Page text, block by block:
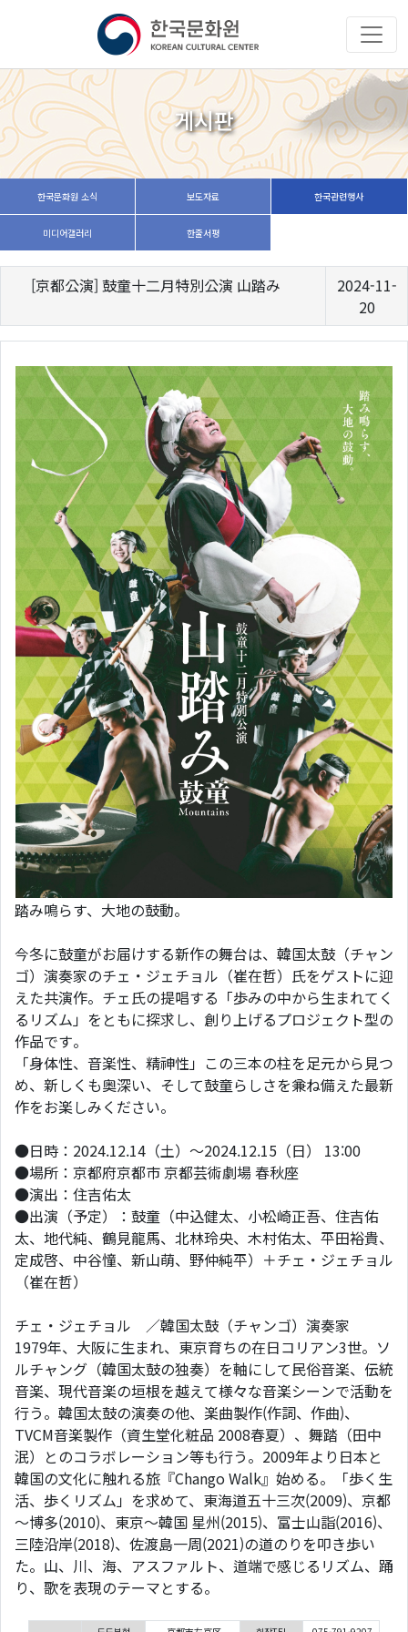
게시판
한국문화원 소식 보도자료 한국관련행사
미디어갤러리 한줄서평
[京都公演] 鼓童十二月特別公演 山踏み
2024-11-
20
踏み鳴らす、大地の鼓動。
今冬に鼓童がお届けする新作の舞台は、韓国太鼓（チャン
ゴ）演奏家のチェ・ジェチョル（崔在哲）氏をゲストに迎
えた共演作。チェ氏の提唱する「歩みの中から生まれてく
るリズム」をともに探求し、創り上げるプロジェクト型の
作品です。
「身体性、音楽性、精神性」この三本の柱を足元から見つ
め、新しくも奥深い、そして鼓童らしさを兼ね備えた最新
作をお楽しみください。
●日時：2024.12.14（土）〜2024.12.15（日） 13:00
●場所：京都府京都市 京都芸術劇場 春秋座
●演出：住吉佑太
●出演（予定）：鼓童（中込健太、小松崎正吾、住吉佑
太、地代純、鶴見龍馬、北林玲央、木村佑太、平田裕貴、
定成啓、中谷憧、新山萌、野仲純平）＋チェ・ジェチョル
（崔在哲）
チェ・ジェチョル ／韓国太鼓（チャンゴ）演奏家
1979年、大阪に生まれ、東京育ちの在日コリアン3世。ソ
ルチャング（韓国太鼓の独奏）を軸にして民俗音楽、伝統
音楽、現代音楽の垣根を越えて様々な音楽シーンで活動を
行う。韓国太鼓の演奏の他、楽曲製作(作詞、作曲)、
TVCM音楽製作（資生堂化粧品 2008春夏）、舞踏（田中
泯）とのコラボレーション等も行う。2009年より日本と
韓国の文化に触れる旅『Chango Walk』始める。「歩く生
活、歩くリズム」を求めて、東海道五十三次(2009)、京都
～博多(2010)、東京～韓国 星州(2015)、富士山詣(2016)、
三陸沿岸(2018)、佐渡島一周(2021)の道のりを叩き歩い
た。山、川、海、アスファルト、道端で感じるリズム、踊
り、歌を表現のテーマとする。